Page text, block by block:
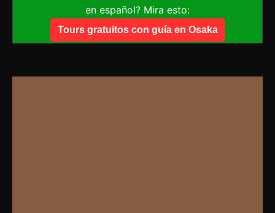
en español? Mira esto:
Tours gratuitos con guía en Osaka